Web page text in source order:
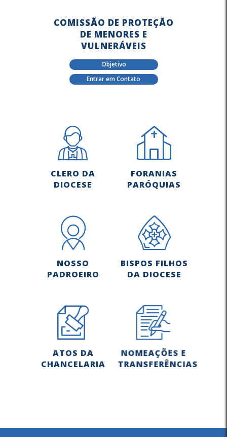
COMISSÃO DE PROTEÇÃO
DE MENORES E
VULNERÁVEIS
Objetivo
Entrar em Contato
CLERO DA
DIOCESE
FORANIAS
PARÓQUIAS
NOSSO
PADROEIRO
BISPOS FILHOS
DA DIOCESE
ATOS DA
CHANCELARIA
NOMEAÇÕES E
TRANSFERÊNCIAS